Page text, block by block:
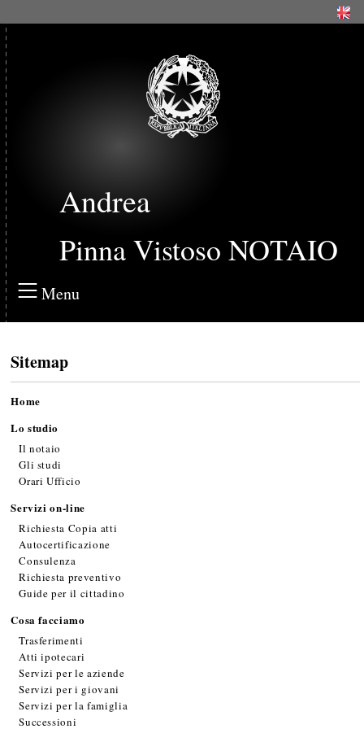
Andrea
Pinna Vistoso NOTAIO
Menu
Sitemap
Home
Lo studio
Il notaio
Gli studi
Orari Ufficio
Servizi on-line
Richiesta Copia atti
Autocertificazione
Consulenza
Richiesta preventivo
Guide per il cittadino
Cosa facciamo
Trasferimenti
Atti ipotecari
Servizi per le aziende
Servizi per i giovani
Servizi per la famiglia
Successioni